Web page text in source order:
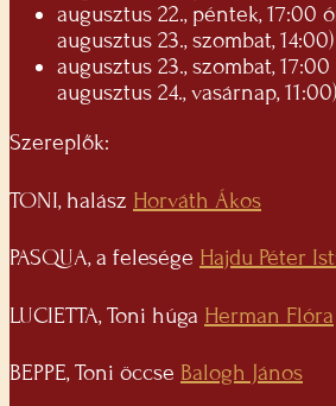
augusztus 22., péntek, 17:00
augusztus 23., szombat, 14:00)
augusztus 23., szombat,
augusztus 24., vasárnap, 11:00)
Szereplők:
TONI, halász Horváth Ákos
PASQUA, a felesége Hajdu Péter
LUCIETTA, Toni húga Herman Flóra
BEPPE, Toni öccse Balogh János